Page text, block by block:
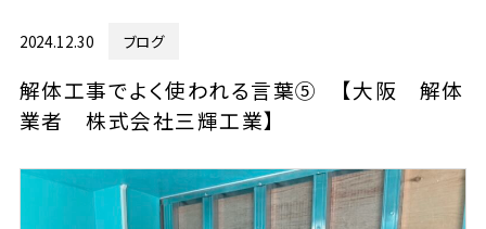
2024.12.30 ブログ
解体工事でよく使われる言葉⑤ 【大阪 解体
業者 株式会社三輝工業】